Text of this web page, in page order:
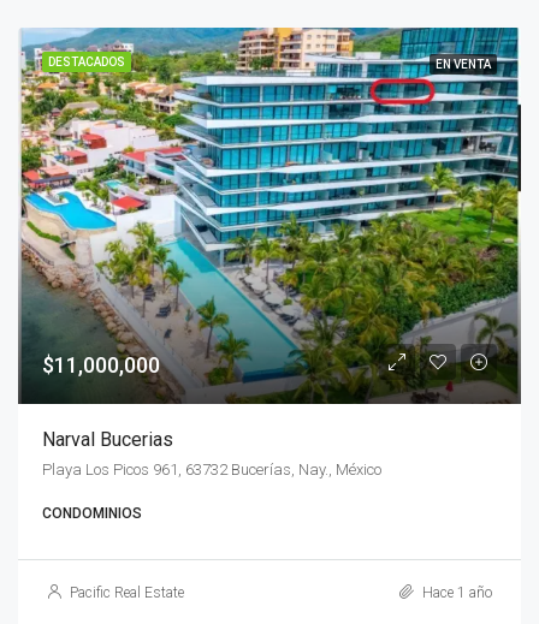
DESTACADOS EN VENTA
$11,000,000
Narval Bucerias
Playa Los Picos 961, 63732 Bucerías, Nay., México
CONDOMINIOS
Pacific Real Estate Hace 1 año